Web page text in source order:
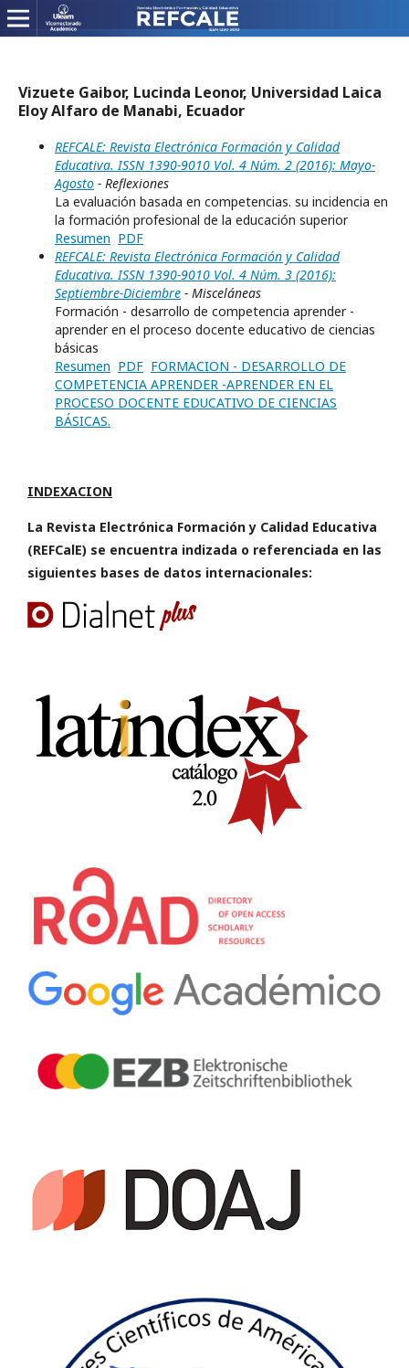
Vizuete Gaibor, Lucinda Leonor, Universidad Laica
Eloy Alfaro de Manabi, Ecuador
REFCALE: Revista Electrónica Formación y Calidad
Educativa. ISSN 1390-9010 Vol. 4 Núm. 2 (2016): Mayo-
Agosto - Reflexiones
La evaluación basada en competencias. su incidencia en
la formación profesional de la educación superior
Resumen PDF
REFCALE: Revista Electrónica Formación y Calidad
Educativa. ISSN 1390-9010 Vol. 4 Núm. 3 (2016):
Septiembre-Diciembre - Misceláneas
Formación - desarrollo de competencia aprender -
aprender en el proceso docente educativo de ciencias
básicas
Resumen PDF FORMACION - DESARROLLO DE
COMPETENCIA APRENDER -APRENDER EN EL
PROCESO DOCENTE EDUCATIVO DE CIENCIAS
BÁSICAS.
INDEXACION
La Revista Electrónica Formación y Calidad Educativa
(REFCalE) se encuentra indizada o referenciada en las
siguientes bases de datos internacionales: